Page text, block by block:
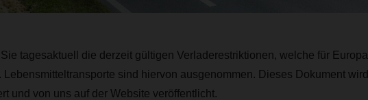
tagesaktuell die derzeit gültigen Verladerestriktionen, welche für Europa
sind hiervon ausgenommen. Dieses Dokument wird
und von uns auf der Website veröffentlicht.